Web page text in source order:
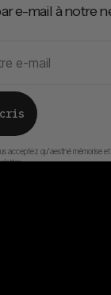
e-mail à notre
acceptez qu'aesthé mémorise et